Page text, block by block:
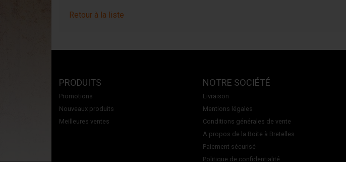
Retour à la liste
PRODUITS
Promotions
Nouveaux produits
Meilleures ventes
NOTRE SOCIÉTÉ
Livraison
Mentions légales
Conditions générales de vente
A propos de la Boite à Bretelles
Paiement sécurisé
Politique de confidentialité